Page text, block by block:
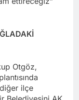
Otgöz,
diğer ilçe